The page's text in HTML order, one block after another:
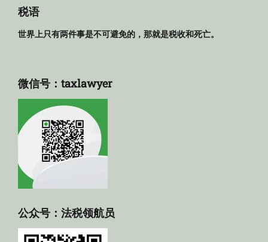
库
税语
世界上只有两件事是不可避免的，那就是税收和死亡。
微信号：taxlawyer
公众号：法税领航员